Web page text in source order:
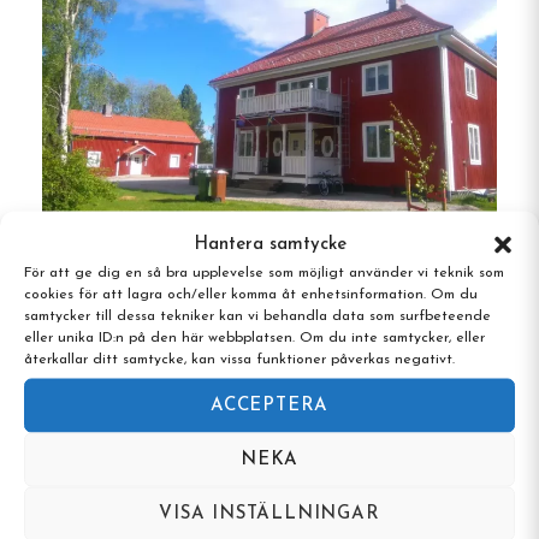
Hantera samtycke
För att ge dig en så bra upplevelse som möjligt använder vi teknik som
cookies för att lagra och/eller komma åt enhetsinformation. Om du
samtycker till dessa tekniker kan vi behandla data som surfbeteende
eller unika ID:n på den här webbplatsen. Om du inte samtycker, eller
återkallar ditt samtycke, kan vissa funktioner påverkas negativt.
ACCEPTERA
NEKA
VISA INSTÄLLNINGAR
husvagnar och husbilar, på både gräs och
asfalt.
Tältplatser: Natursköna platser längs
älvstranden, perfekta för traditionell
tältsemester.
Campingens servicebyggnad rymmer duschar,
toaletter, ett fullt utrustat kök, tvättmöjligheter
och en mysig tv-hörna. Gästerna kan även njuta
av en kostnadsfri bastu på begäran.
Unika egenskaper
Europas största fritt strömmande laxälv,
Jokkmokks Vandrarhem Åsgård,
Jokkmokk, Norrbotten